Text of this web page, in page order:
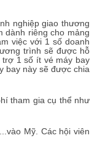
nghiệp giao thương
dành riêng cho mảng
việc với 1 số doanh
trình sẽ được hỗ
trợ 1 số ít vé máy bay
bay này sẽ được chia
tham gia cụ thể như
Mỹ. Các hội viên